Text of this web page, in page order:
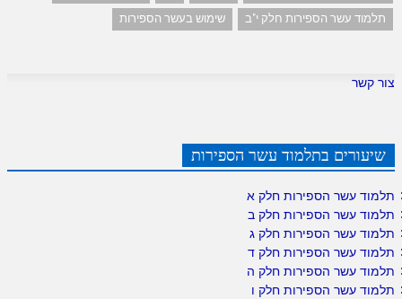
תלמוד עשר הספירות חלק י"ב
שימוש בעשר הספירות
צור קשר
שיעורים בתלמוד עשר הספירות
תלמוד עשר הספירות חלק א
תלמוד עשר הספירות חלק ב
תלמוד עשר הספירות חלק ג
תלמוד עשר הספירות חלק ד
תלמוד עשר הספירות חלק ה
תלמוד עשר הספירות חלק ו